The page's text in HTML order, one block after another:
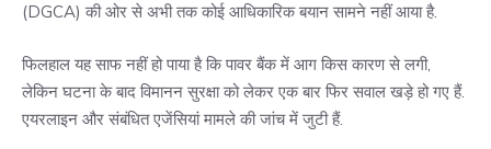
(DGCA) की ओर से अभी तक कोई आधिकारिक बयान सामने नहीं आया है.
फिलहाल यह साफ नहीं हो पाया है कि पावर बैंक में आग किस कारण से लगी,
लेकिन घटना के बाद विमानन सुरक्षा को लेकर एक बार फिर सवाल खड़े हो गए हैं.
एयरलाइन और संबंधित एजेंसियां मामले की जांच में जुटी हैं.